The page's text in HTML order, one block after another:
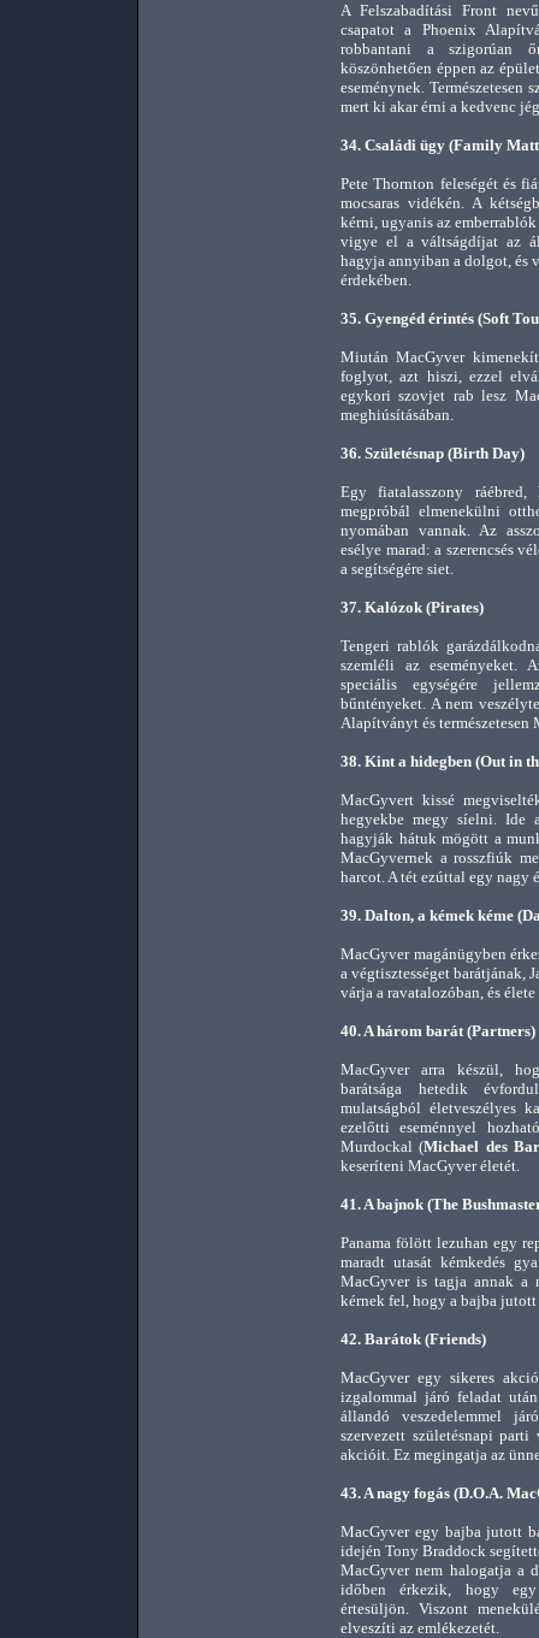
A Felszabadítási Front
csapatot a Phoenix
robbantani a szigorúan
köszönhetően éppen az
eseménynek. Természetesen
mert ki akar érni a kedvenc
34. Családi ügy (Family
Pete Thornton feleségét és
mocsaras vidékén. A
kérni, ugyanis az
vigye el a váltságdíjat az
hagyja annyiban a dolgot, és
érdekében.
35. Gyengéd érintés (Soft
Miután MacGyver
foglyot, azt hiszi, ezzel
egykori szovjet rab lesz
meghiúsításában.
36. Születésnap (Birth Day)
Egy fiatalasszony
megpróbál elmenekülni
nyomában vannak. Az
esélye marad: a szerencsés
a segítségére siet.
37. Kalózok (Pirates)
Tengeri rablók
szemléli az eseményeket.
speciális egységére
bűntényeket. A nem
Alapítványt és természetesen
38. Kint a hidegben (Out in
MacGyvert kissé
hegyekbe megy síelni. Ide
hagyják hátuk mögött a
MacGyvernek a rosszfiúk
harcot. A tét ezúttal egy nagy
39. Dalton, a kémek kéme
MacGyver magánügyben
a végtisztességet barátjának,
várja a ravatalozóban, és
40. A három barát (Partners)
MacGyver arra készül,
barátsága hetedik
mulatságból életveszélyes
ezelőtti eseménnyel
Murdockal (Michael des
keseríteni MacGyver életét.
41. A bajnok (The
Panama fölött lezuhan egy
maradt utasát kémkedés
MacGyver is tagja annak a
kérnek fel, hogy a bajba
42. Barátok (Friends)
MacGyver egy sikeres
izgalommal járó feladat
állandó veszedelemmel
szervezett születésnapi
akcióit. Ez megingatja az
43. A nagy fogás (D.O.A.
MacGyver egy bajba jutott
idején Tony Braddock
MacGyver nem halogatja a
időben érkezik, hogy egy
értesüljön. Viszont
elveszíti az emlékezetét.